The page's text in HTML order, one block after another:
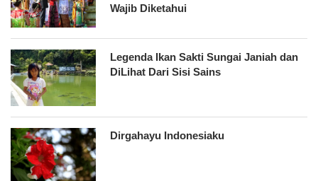
Wajib Diketahui
Legenda Ikan Sakti Sungai Janiah dan
DiLihat Dari Sisi Sains
Dirgahayu Indonesiaku